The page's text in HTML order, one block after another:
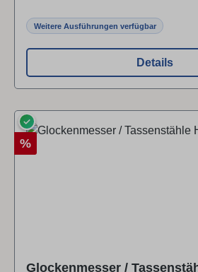
Weitere Ausführungen verfügbar
Details
Rabatt
%
✓
Glockenmesser /